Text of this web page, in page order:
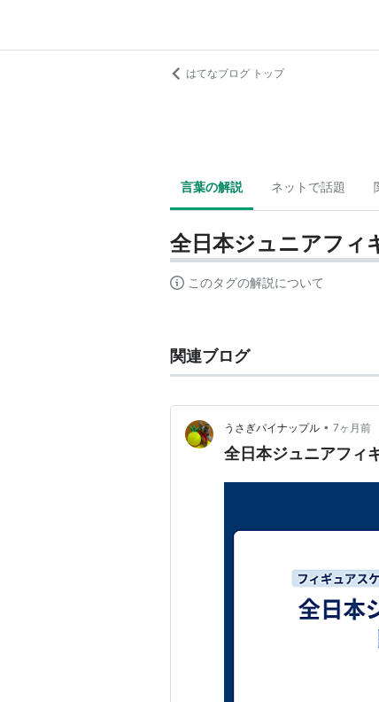
はてなブログ トップ
言葉の解説 ネットで話題
全日本ジュニアフィ
このタグの解説について
関連ブログ
うさぎパイナップル • 7ヶ月前
全日本ジュニアフィ